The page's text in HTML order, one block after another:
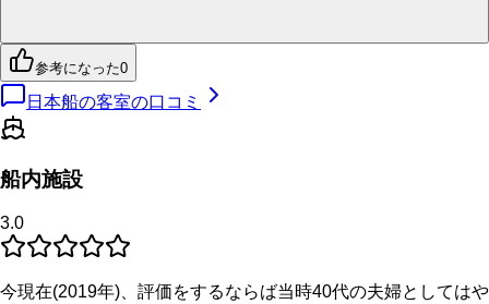
参考になった0
日本船の客室の口コミ
船内施設
3.0
今現在(2019年)、評価をするならば当時40代の夫婦としてはや